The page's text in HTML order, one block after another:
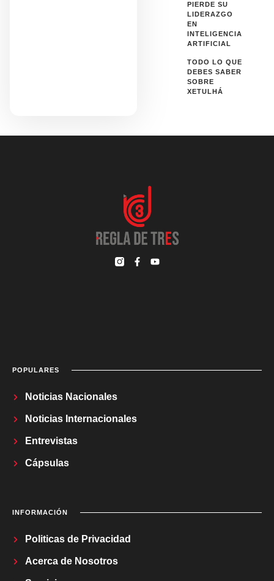
PIERDE SU
LIDERAZGO
EN
INTELIGENCIA
ARTIFICIAL
TODO LO QUE
DEBES SABER
SOBRE
XETULHÁ
POPULARES
Noticias Nacionales
Noticias Internacionales
Entrevistas
Cápsulas
INFORMACIÓN
Politicas de Privacidad
Acerca de Nosotros